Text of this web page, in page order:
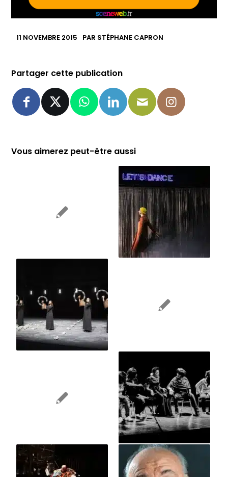
11 NOVEMBRE 2015 PAR STÉPHANE CAPRON
Partager cette publication
Vous aimerez peut-être aussi